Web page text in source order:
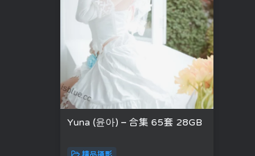
Yuna (윤아) – 合集 65套 28GB